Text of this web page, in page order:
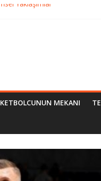
Yaklaşımlar
Kim?
MEKANI